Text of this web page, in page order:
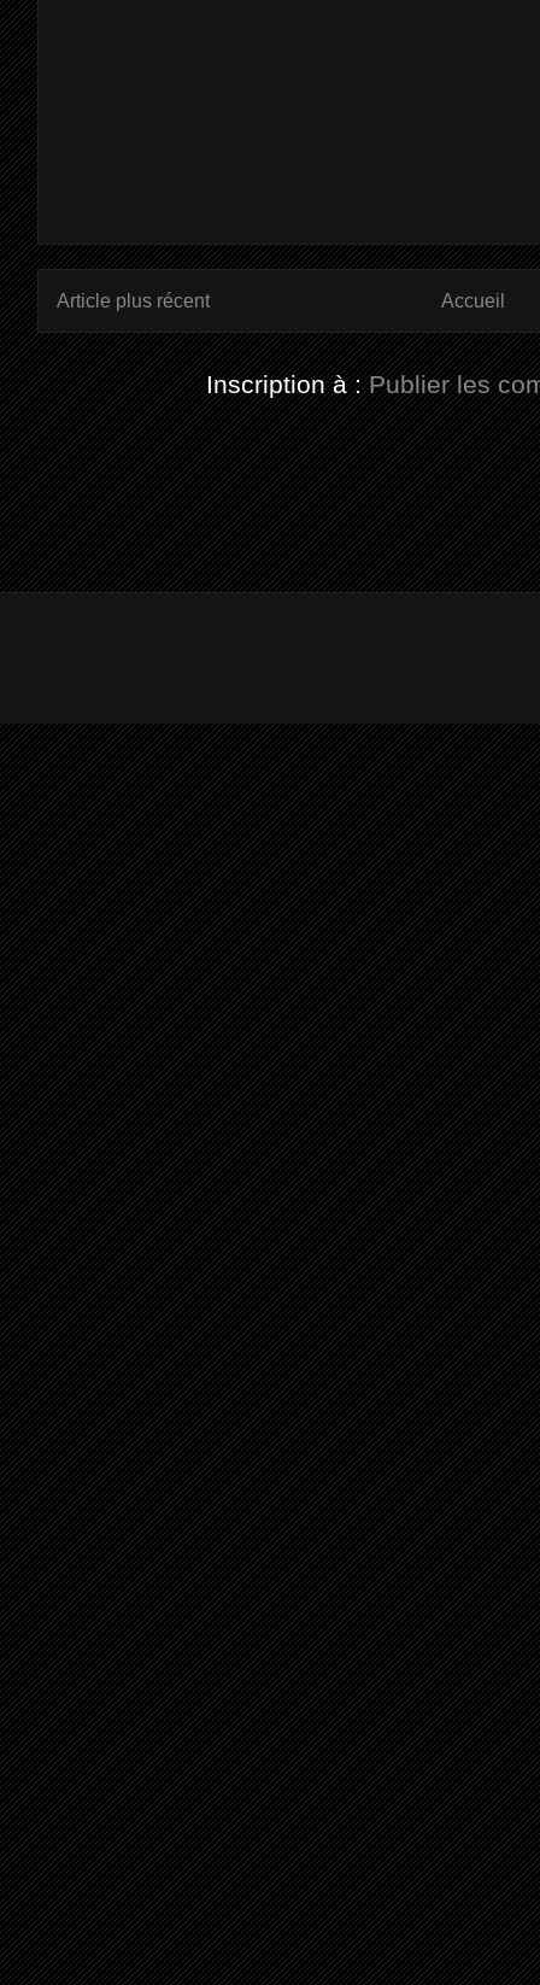
Article plus récent Accueil
Inscription à :Publier les